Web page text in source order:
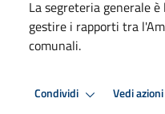
La segreteria generale
gestire i rapporti tra
comunali.
Condividi Vedi azioni